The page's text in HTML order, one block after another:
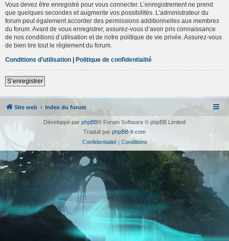
Vous devez être enregistré pour vous connecter. L’enregistrement ne prend
que quelques secondes et augmente vos possibilités. L’administrateur du
forum peut également accorder des permissions additionnelles aux membres
du forum. Avant de vous enregistrer, assurez-vous d’avoir pris connaissance
de nos conditions d’utilisation et de notre politique de vie privée. Assurez-vous
de bien lire tout le règlement du forum.
Conditions d’utilisation | Politique de confidentialité
S’enregistrer
Site web Index du forum
Développé par phpBB® Forum Software © phpBB Limited
Traduit par phpBB-fr.com
Confidentialité| Conditions